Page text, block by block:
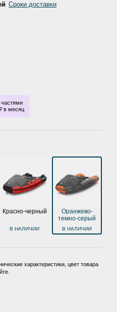
Сроки доставки
₽ в месяц
Красно-черный
В НАЛИЧИИ
Оранжево-
темно-серый
В НАЛИЧИИ
характеристики, цвет товара